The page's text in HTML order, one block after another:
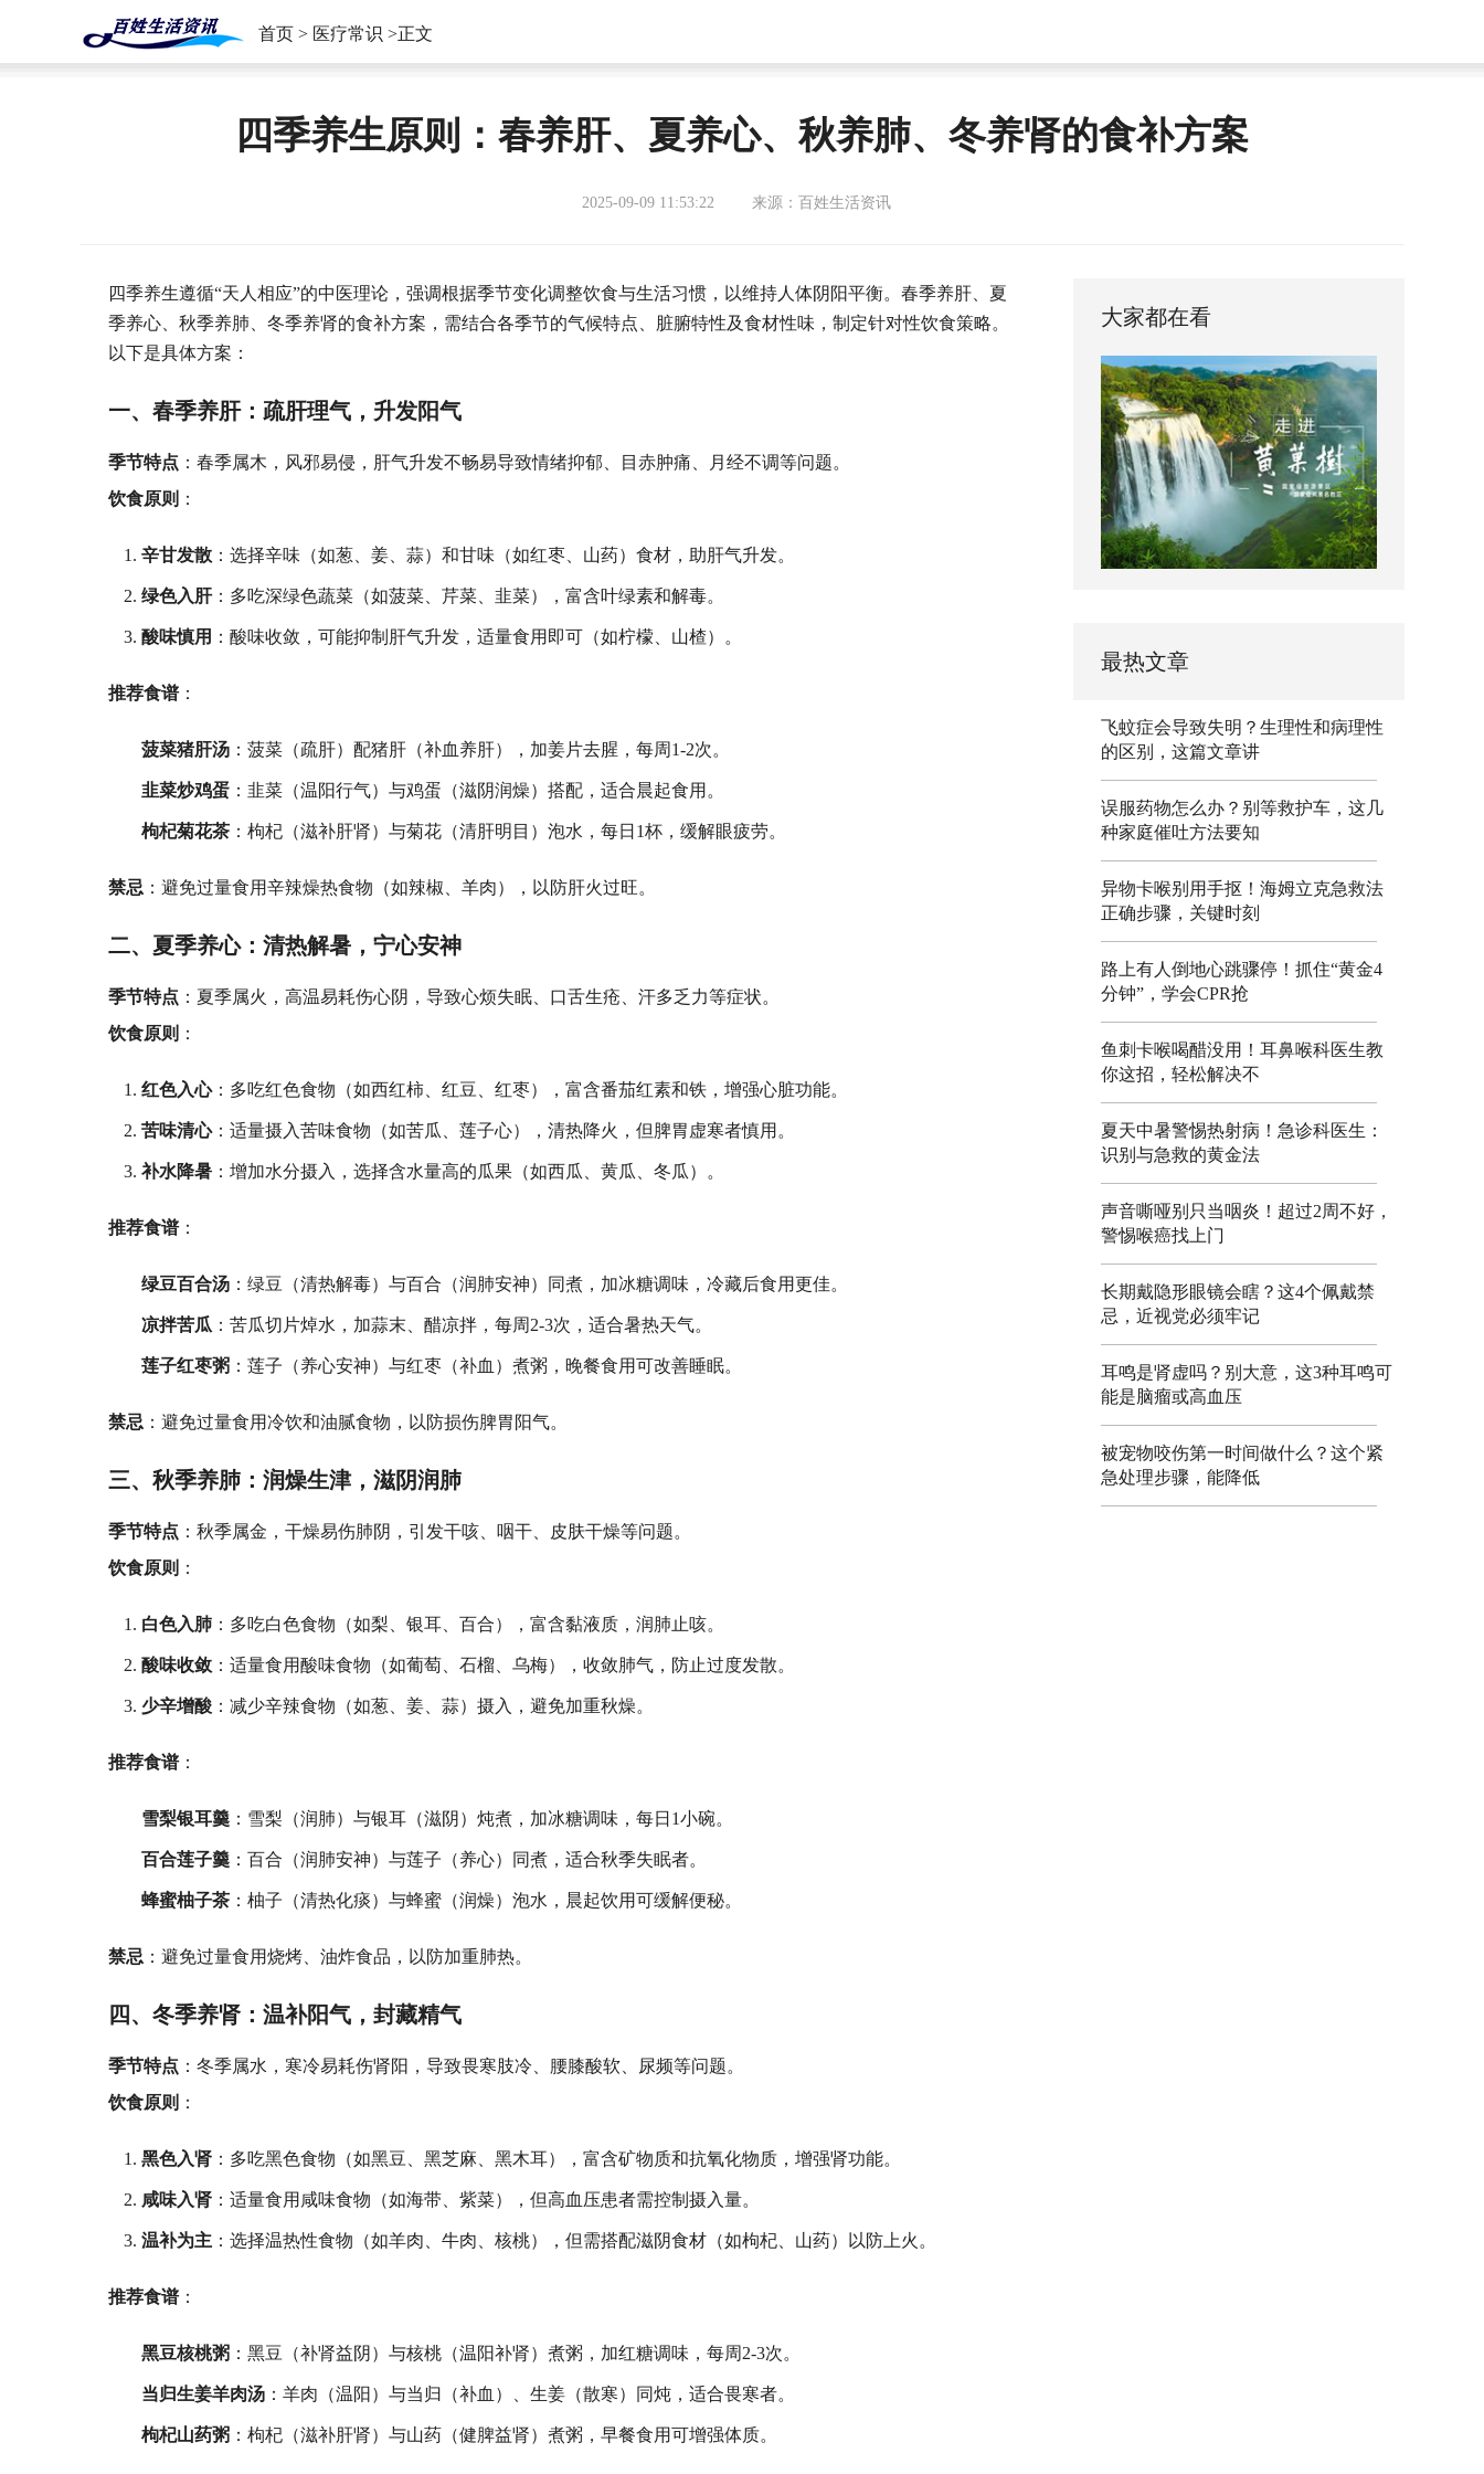
首页 > 医疗常识 >正文
四季养生原则：春养肝、夏养心、秋养肺、冬养肾的食补方案
2025-09-09 11:53:22 来源：百姓生活资讯
四季养生遵循“天人相应”的中医理论，强调根据季节变化调整饮食与生活习惯，以维持人体阴阳平衡。春季养肝、夏
季养心、秋季养肺、冬季养肾的食补方案，需结合各季节的气候特点、脏腑特性及食材性味，制定针对性饮食策略。
以下是具体方案：
一、春季养肝：疏肝理气，升发阳气
季节特点 ：春季属木，风邪易侵，肝气升发不畅易导致情绪抑郁、目赤肿痛、月经不调等问题。
饮食原则 ：
辛甘发散 ：选择辛味（如葱、姜、蒜）和甘味（如红枣、山药）食材，助肝气升发。
绿色入肝：多吃深绿色蔬菜（如菠菜、芹菜、韭菜），富含叶绿素和解毒。
酸味慎用 ：酸味收敛，可能抑制肝气升发，适量食用即可（如柠檬、山楂）。
推荐食谱：
菠菜猪肝汤 ：菠菜（疏肝）配猪肝（补血养肝），加姜片去腥，每周1-2次。
韭菜炒鸡蛋 ：韭菜（温阳行气）与鸡蛋（滋阴润燥）搭配，适合晨起食用。
枸杞菊花茶 ：枸杞（滋补肝肾）与菊花（清肝明目）泡水，每日1杯，缓解眼疲劳。
禁忌 ：避免过量食用辛辣燥热食物（如辣椒、羊肉），以防肝火过旺。
二、夏季养心：清热解暑，宁心安神
季节特点 ：夏季属火，高温易耗伤心阴，导致心烦失眠、口舌生疮、汗多乏力等症状。
饮食原则 ：
红色入心：多吃红色食物（如西红柿、红豆、红枣），富含番茄红素和铁，增强心脏功能。
苦味清心：适量摄入苦味食物（如苦瓜、莲子心），清热降火，但脾胃虚寒者慎用。
补水降暑 ：增加水分摄入，选择含水量高的瓜果（如西瓜、黄瓜、冬瓜）。
推荐食谱：
绿豆百合汤 ：绿豆（清热解毒）与百合（润肺安神）同煮，加冰糖调味，冷藏后食用更佳。
凉拌苦瓜 ：苦瓜切片焯水，加蒜末、醋凉拌，每周2-3次，适合暑热天气。
莲子红枣粥 ：莲子（养心安神）与红枣（补血）煮粥，晚餐食用可改善睡眠。
禁忌 ：避免过量食用冷饮和油腻食物，以防损伤脾胃阳气。
三、秋季养肺：润燥生津，滋阴润肺
季节特点 ：秋季属金，干燥易伤肺阴，引发干咳、咽干、皮肤干燥等问题。
饮食原则 ：
白色入肺 ：多吃白色食物（如梨、银耳、百合），富含黏液质，润肺止咳。
酸味收敛 ：适量食用酸味食物（如葡萄、石榴、乌梅），收敛肺气，防止过度发散。
少辛增酸 ：减少辛辣食物（如葱、姜、蒜）摄入，避免加重秋燥。
推荐食谱：
雪梨银耳羹 ：雪梨（润肺）与银耳（滋阴）炖煮，加冰糖调味，每日1小碗。
百合莲子羹 ：百合（润肺安神）与莲子（养心）同煮，适合秋季失眠者。
蜂蜜柚子茶 ：柚子（清热化痰）与蜂蜜（润燥）泡水，晨起饮用可缓解便秘。
禁忌 ：避免过量食用烧烤、油炸食品，以防加重肺热。
四、冬季养肾：温补阳气，封藏精气
季节特点 ：冬季属水，寒冷易耗伤肾阳，导致畏寒肢冷、腰膝酸软、尿频等问题。
饮食原则 ：
黑色入肾 ：多吃黑色食物（如黑豆、黑芝麻、黑木耳），富含矿物质和抗氧化物质，增强肾功能。
咸味入肾 ：适量食用咸味食物（如海带、紫菜），但高血压患者需控制摄入量。
温补为主 ：选择温热性食物（如羊肉、牛肉、核桃），但需搭配滋阴食材（如枸杞、山药）以防上火。
推荐食谱：
黑豆核桃粥 ：黑豆（补肾益阴）与核桃（温阳补肾）煮粥，加红糖调味，每周2-3次。
当归生姜羊肉汤 ：羊肉（温阳）与当归（补血）、生姜（散寒）同炖，适合畏寒者。
枸杞山药粥 ：枸杞（滋补肝肾）与山药（健脾益肾）煮粥，早餐食用可增强体质。
大家都在看
最热文章
飞蚊症会导致失明？生理性和病理性
的区别，这篇文章讲
误服药物怎么办？别等救护车，这几
种家庭催吐方法要知
异物卡喉别用手抠！海姆立克急救法
正确步骤，关键时刻
路上有人倒地心跳骤停！抓住“黄金4
分钟”，学会CPR抢
鱼刺卡喉喝醋没用！耳鼻喉科医生教
你这招，轻松解决不
夏天中暑警惕热射病！急诊科医生：
识别与急救的黄金法
声音嘶哑别只当咽炎！超过2周不好，
警惕喉癌找上门
长期戴隐形眼镜会瞎？这4个佩戴禁
忌，近视党必须牢记
耳鸣是肾虚吗？别大意，这3种耳鸣可
能是脑瘤或高血压
被宠物咬伤第一时间做什么？这个紧
急处理步骤，能降低